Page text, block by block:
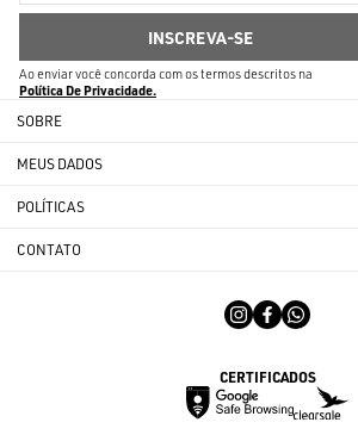
Ao enviar você concorda com os termos descritos na
Política De Privacidade
SOBRE
MEUS DADOS
POLÍTICAS
CONTATO
CERTIFICADOS